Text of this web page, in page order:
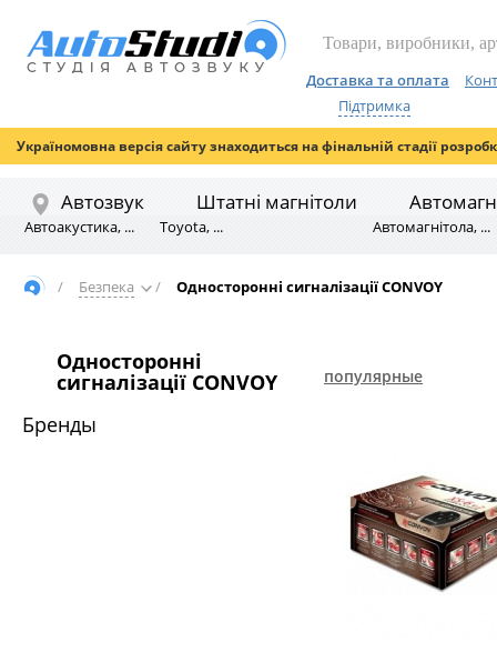
Доставка та оплата
Підтримка
Україномовна версія сайту знаходиться на фінальній стадії
Автозвук
Автоакустика, ...
Штатні магнітоли
Toyota, ... Автомагнітола, ...
/ Безпека / Односторонні сигналізації CONVOY
Односторонні
сигналізації CONVOY
Бренды
популярные